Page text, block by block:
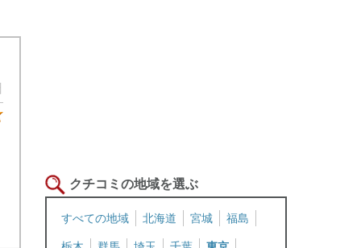
クチコミの地域を選ぶ
すべての地域 北海道 宮城 福島